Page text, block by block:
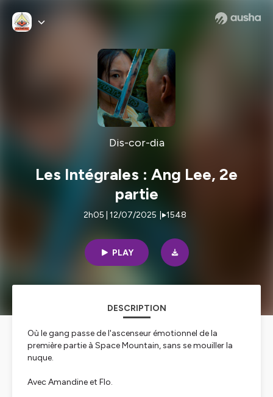
Dis-cor-dia
Les Intégrales : Ang Lee, 2e
partie
2h05 | 12/07/2025 1548
PLAY
DESCRIPTION
Où le gang passe de l'ascenseur émotionnel de la
première partie à Space Mountain, sans se mouiller la
nuque.
Avec Amandine et Flo.